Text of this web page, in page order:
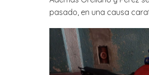
pasado, en una causa